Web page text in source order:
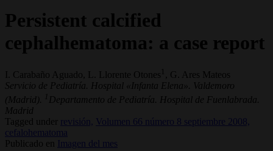
Persistent calcified
cephalhematoma: a case report
I. Carabaño Aguado, L. Llorente Otones 1
, G. Ares Mateos
Servicio de Pediatría. Hospital «Infanta Elena». Valdemoro
(Madrid). 1 Departamento de Pediatría. Hospital de Fuenlabrada.
Madrid
Tagged under
revisión,
Volumen 66 número 8 septiembre 2008,
cefalohematoma
Publicado en
Imagen del mes